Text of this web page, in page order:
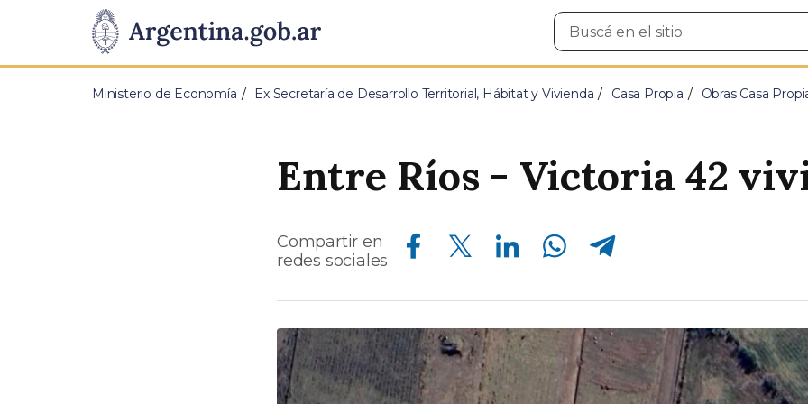
Presidencia
de
Pasar al contenido principal
Buscar
en
Ministerio de Economía Ex Secretaría de Desarrollo Territorial, Hábitat y Vivienda Casa Propia Obras Casa
Entre Ríos - Victoria 42
Compartir en
redes sociales
Compartir en Facebook Compartir en Twitter Compartir en Linkedin Compartir en Whatsapp Compartir en Telegram